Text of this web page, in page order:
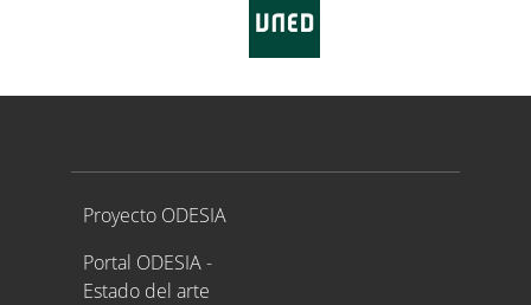
Proyecto ODESIA
Proyecto ODESIA
Portal ODESIA -
Estado del arte